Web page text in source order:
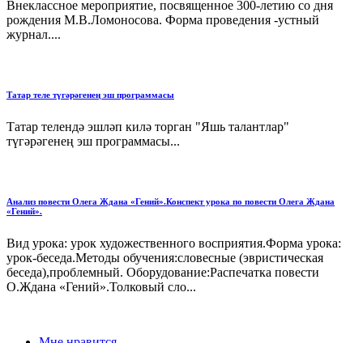
Внеклассное мероприятие, посвященное 300-летию со дня
рождения М.В.Ломоносова. Форма проведения -устный
журнал....
Татар теле түгәрәгенең эш программасы
Татар телендә эшләп килә торган "Яшь талантлар"
түгәрәгенең эш программасы...
Анализ повести Олега Ждана «Гений».Конспект урока по повести Олега Ждана
«Гений».
Вид урока: урок художественного восприятия.Форма урока:
урок-беседа.Методы обучения:словесные (эвристическая
беседа),проблемный. Оборудование:Распечатка повести
О.Ждана «Гений».Толковый сло...